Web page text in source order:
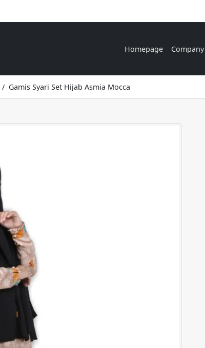
Homepage Company
Gamis Syari Set Hijab Asmia Mocca